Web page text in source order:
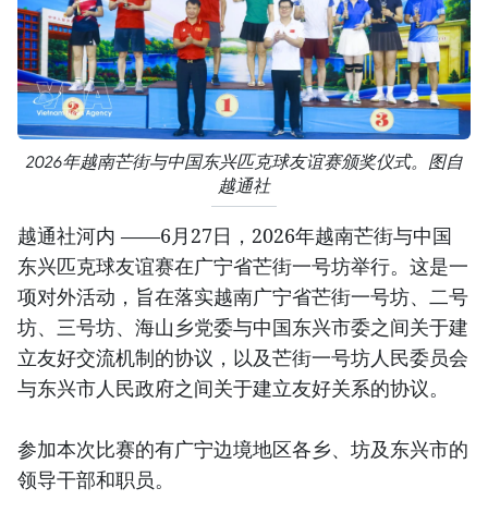
2026年越南芒街与中国东兴匹克球友谊赛颁奖仪式。图自
越通社
越通社河内 ——6月27日，2026年越南芒街与中国
东兴匹克球友谊赛在广宁省芒街一号坊举行。这是一
项对外活动，旨在落实越南广宁省芒街一号坊、二号
坊、三号坊、海山乡党委与中国东兴市委之间关于建
立友好交流机制的协议，以及芒街一号坊人民委员会
与东兴市人民政府之间关于建立友好关系的协议。
参加本次比赛的有广宁边境地区各乡、坊及东兴市的
领导干部和职员。